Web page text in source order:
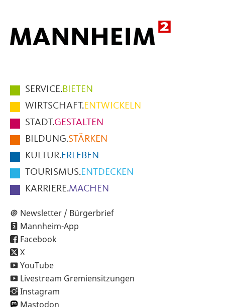
Hauptmenüpunkte
im
Fußbereich
der
Seite
SERVICE.BIETEN
WIRTSCHAFT.ENTWICKELN
STADT.GESTALTEN
BILDUNG.STÄRKEN
KULTUR.ERLEBEN
TOURISMUS.ENTDECKEN
KARRIERE.MACHEN
Newsletter / Bürgerbrief
Mannheim-App
Facebook
X
YouTube
Livestream Gremiensitzungen
Instagram
Mastodon